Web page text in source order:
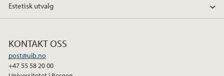
Estetisk utvalg
KONTAKT OSS
post@uib.no
+47 55 58 20 00